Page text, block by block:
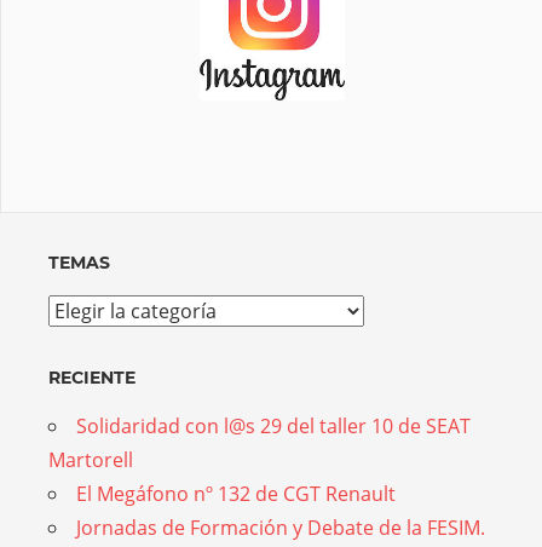
TEMAS
Temas
RECIENTE
Solidaridad con l@s 29 del taller 10 de SEAT
Martorell
El Megáfono nº 132 de CGT Renault
Jornadas de Formación y Debate de la FESIM.